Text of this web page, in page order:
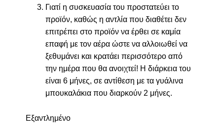
Γιατί η συσκευασία του προστατεύει το
προϊόν, καθώς η αντλία που διαθέτει δεν
επιτρέπει στο προϊόν να έρθει σε καμία
επαφή με τον αέρα ώστε να αλλοιωθεί να
ξεθυμάνει και κρατάει περισσότερο από
την ημέρα που θα ανοιχτεί! Η διάρκεια του
είναι 6 μήνες, σε αντίθεση με τα γυάλινα
μπουκαλάκια που διαρκούν 2 μήνες.
Εξαντλημένο